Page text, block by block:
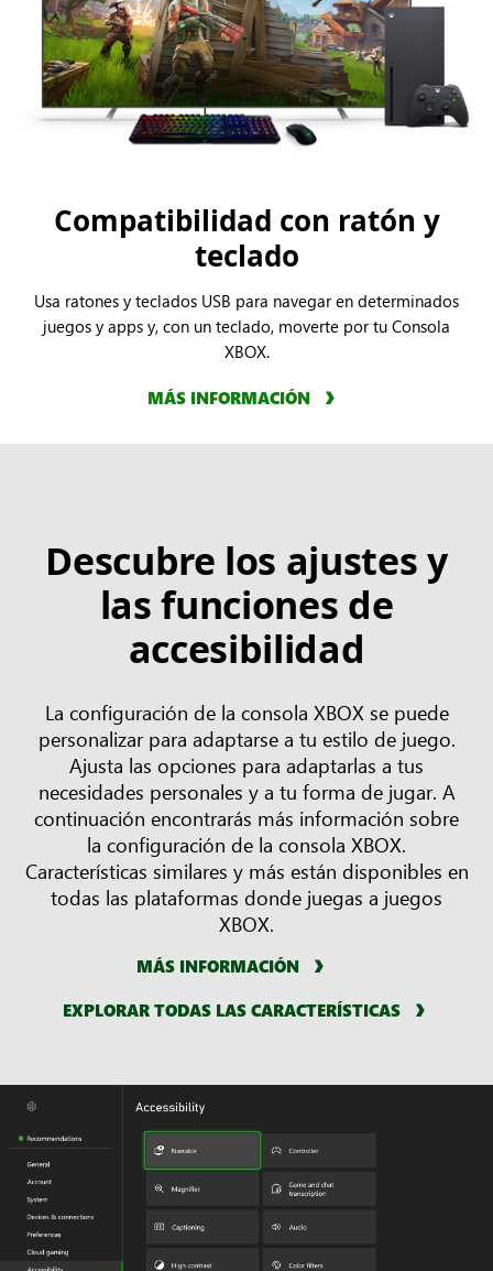
Compatibilidad con ratón y
teclado
Usa ratones y teclados USB para navegar en determinados
juegos y apps y, con un teclado, moverte por tu Consola
XBOX.
MÁS INFORMACIÓN
Descubre los ajustes y
las funciones de
accesibilidad
La configuración de la consola XBOX se puede
personalizar para adaptarse a tu estilo de juego.
Ajusta las opciones para adaptarlas a tus
necesidades personales y a tu forma de jugar. A
continuación encontrarás más información sobre
la configuración de la consola XBOX.
Características similares y más están disponibles en
todas las plataformas donde juegas a juegos
XBOX.
MÁS INFORMACIÓN
EXPLORAR TODAS LAS CARACTERÍSTICAS